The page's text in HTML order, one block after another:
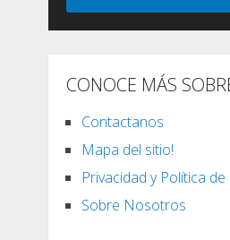
CONOCE MÁS
Contactanos
Mapa del sitio!
Privacidad y Política
Sobre Nosotros